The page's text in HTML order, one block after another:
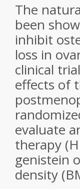
The
been
inhibit
loss in
clinical
effects of
evaluate
therapy
genistein
density